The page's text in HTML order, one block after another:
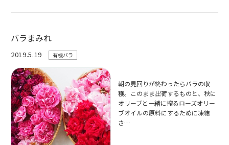
バラまみれ
2019.5.19 有機バラ
朝の見回りが終わったらバラの収
穫。このまま出荷するものと、秋に
オリーブと一緒に搾るローズオリー
ブオイルの原料にするために凍結
さ…